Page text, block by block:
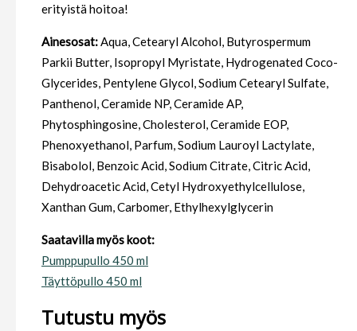
erityistä hoitoa!
Ainesosat:Aqua, Cetearyl Alcohol, Butyrospermum
Parkii Butter, Isopropyl Myristate, Hydrogenated Coco-
Glycerides, Pentylene Glycol, Sodium Cetearyl Sulfate,
Panthenol, Ceramide NP, Ceramide AP,
Phytosphingosine, Cholesterol, Ceramide EOP,
Phenoxyethanol, Parfum, Sodium Lauroyl Lactylate,
Bisabolol, Benzoic Acid, Sodium Citrate, Citric Acid,
Dehydroacetic Acid, Cetyl Hydroxyethylcellulose,
Xanthan Gum, Carbomer, Ethylhexylglycerin
Saatavilla myös koot:
Pumppupullo 450 ml
Täyttöpullo 450 ml
Tutustu myös